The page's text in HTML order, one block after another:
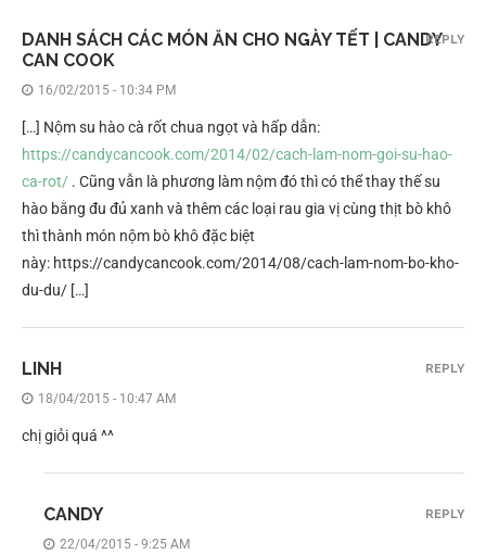
DANH SÁCH CÁC MÓN ĂN CHO NGÀY TẾT | CANDY
CAN COOK
16/02/2015 - 10:34 PM
[…] Nộm su hào cà rốt chua ngọt và hấp dẫn:
https://candycancook.com/2014/02/cach-lam-nom-goi-su-hao-
ca-rot/ . Cũng vẫn là phương làm nộm đó thì có thể thay thế su
hào bằng đu đủ xanh và thêm các loại rau gia vị cùng thịt bò khô
thì thành món nộm bò khô đặc biệt
này: https://candycancook.com/2014/08/cach-lam-nom-bo-kho-
du-du/ […]
REPLY
LINH
18/04/2015 - 10:47 AM
chị giỏi quá ^^
REPLY
CANDY
22/04/2015 - 9:25 AM
REPLY